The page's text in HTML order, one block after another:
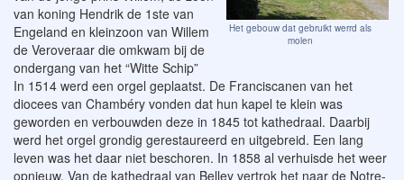
Het gebouw dat gebruikt werrd als
molen
van koning Hendrik de 1ste van
Engeland en kleinzoon van Willem
de Veroveraar die omkwam bij de
ondergang van het “Witte Schip”
In 1514 werd een orgel geplaatst. De Franciscanen van het
diocees van Chambéry vonden dat hun kapel te klein was
geworden en verbouwden deze in 1845 tot kathedraal. Daarbij
werd het orgel grondig gerestaureerd en uitgebreid. Een lang
leven was het daar niet beschoren. In 1858 al verhuisde het weer
opnieuw. Van de kathedraal van Belley vertrok het naar de Notre-